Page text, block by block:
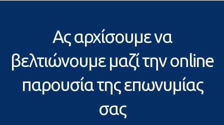
Ας αρχίσουμε να
βελτιώνουμε μαζί την online
παρουσία της επωνυμίας
σας